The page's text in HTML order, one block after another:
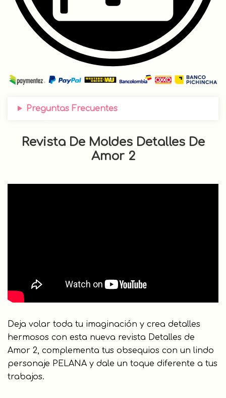
Preguntas Frecuentes
Revista De Moldes Detalles De
Amor 2
Deja volar toda tu imaginación y crea detalles
hermosos con esta nueva revista Detalles de
Amor 2, complementa tus obsequios con un lindo
personaje PELANA y dale un toque diferente a tus
trabajos.